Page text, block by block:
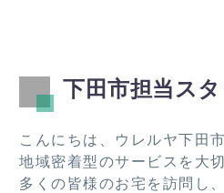
ばお
した
いで
す！
下田市担当ス
こんにちは、ウレルヤ下田
地域密着型のサービスを大
多くの皆様のお宅を訪問し